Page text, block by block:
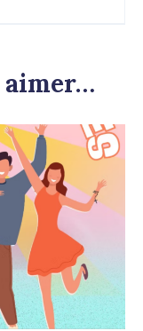
aimer…